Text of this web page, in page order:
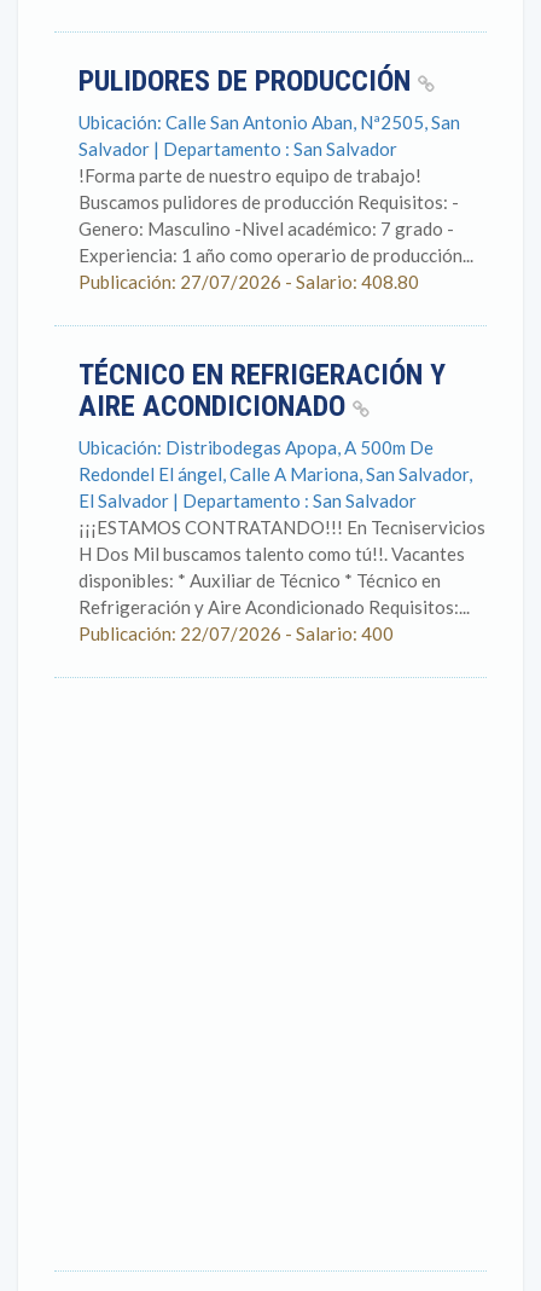
PULIDORES DE PRODUCCIÓN
Ubicación: Calle San Antonio Aban, Nª2505, San
Salvador | Departamento : San Salvador
!Forma parte de nuestro equipo de trabajo!
Buscamos pulidores de producción Requisitos: -
Genero: Masculino -Nivel académico: 7 grado -
Experiencia: 1 año como operario de producción...
Publicación: 27/07/2026 - Salario: 408.80
TÉCNICO EN REFRIGERACIÓN Y
AIRE ACONDICIONADO
Ubicación: Distribodegas Apopa, A 500m De
Redondel El ángel, Calle A Mariona, San Salvador,
El Salvador | Departamento : San Salvador
¡¡¡ESTAMOS CONTRATANDO!!! En Tecniservicios
H Dos Mil buscamos talento como tú!!. Vacantes
disponibles: * Auxiliar de Técnico * Técnico en
Refrigeración y Aire Acondicionado Requisitos:...
Publicación: 22/07/2026 - Salario: 400